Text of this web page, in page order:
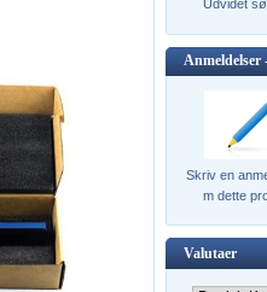
Udvidet
Anmeldelser
Skriv en
m dette
Valutaer